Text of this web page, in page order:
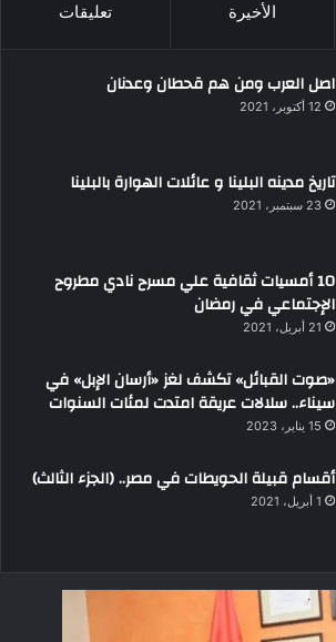
الأخيرة تعليقات
اصل العرب ومن هم قحطان وعدنان
12 أكتوبر، 2021
تاريخ مدينه البلينا و عائلات الهوارة بالبلينا
23 سبتمبر، 2021
10 أمسيات ثقافية علي مسرح نادي مطروح
الإجتماعي في رمضان
21 أبريل، 2021
«صوت القبائل» تكشف لغز «أرسان الإبل» في
سيناء.. سلالات عريقة امتدت لمئات السنوات
15 يناير، 2023
أقسام قبيلة الحويطات في مصر.. (الجزء الثالث)
1 أبريل، 2021